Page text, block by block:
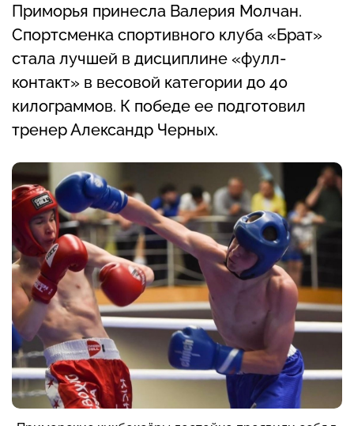
Приморья принесла Валерия Молчан.
Спортсменка спортивного клуба «Брат»
стала лучшей в дисциплине «фулл-
контакт» в весовой категории до 40
килограммов. К победе ее подготовил
тренер Александр Черных.